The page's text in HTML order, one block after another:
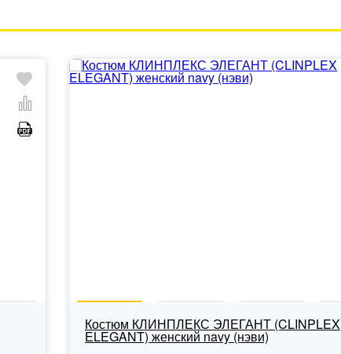
Костюм КЛИНПЛЕКС ЭЛЕГАНТ (CLINPLEX
ELEGANT) женский navy (нэви)